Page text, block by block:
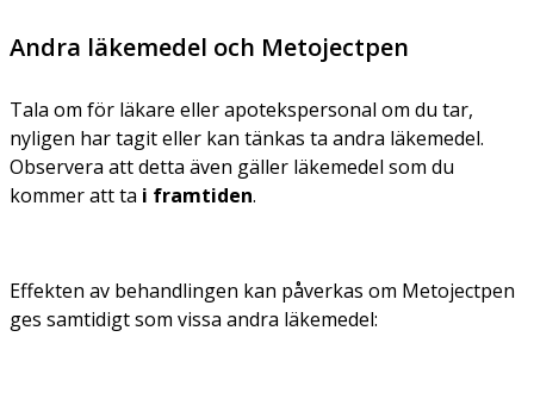
Andra läkemedel och Metojectpen
Tala om för läkare eller apotekspersonal om du tar,
nyligen har tagit eller kan tänkas ta andra läkemedel.
Observera att detta även gäller läkemedel som du
kommer att ta i framtiden.
Effekten av behandlingen kan påverkas om Metojectpen
ges samtidigt som vissa andra läkemedel: